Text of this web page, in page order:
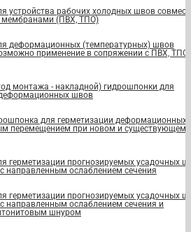
устройства рабочих холодных швов
(ПВХ, ТПО)
деформационных (температурных) швов
применение в сопряжении с ПВХ, ТПО
монтажа - накладной) гидрошпонки для
швов
для герметизации деформационных
перемещением при новом и существующем
герметизации прогнозируемых усадочных
направленным ослаблением сечения
герметизации прогнозируемых усадочных
направленным ослаблением сечения и
шнуром